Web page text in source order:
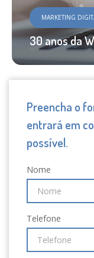
MARKETING
30 anos da
Preencha o
entrará em
possível.
Nome
Telefone